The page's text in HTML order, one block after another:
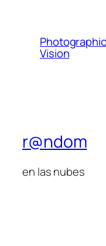
Vision
r@ndom
en las nubes